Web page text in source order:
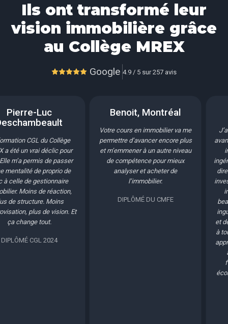
Ils ont transformé leur
vision immobilière grâce
au Collège MREX
Google 4.9 / 5 sur 257 avis
Luc
CGL du Collège
un vrai déclic pour
permis de passer
de proprio de
de gestionnaire
Moins de réaction,
Moins
plus de vision. Et
tout.
CGL 2024
Benoit, Montréal
Votre cours en immobilier va me
permettre d’avancer encore plus
et m’emmener à un autre niveau
de compétence pour mieux
analyser et acheter de
l’immobilier.
DIPLÔMÉ DU CMFE
J’ai
avant
dire
et de
à tous